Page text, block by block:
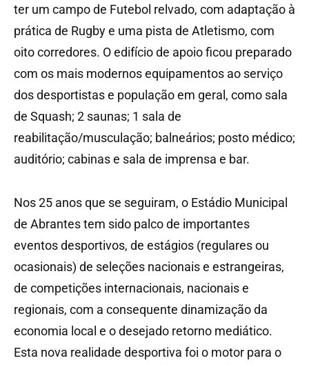
ter um campo de Futebol relvado, com adaptação à
prática de Rugby e uma pista de Atletismo, com
oito corredores. O edifício de apoio ficou preparado
com os mais modernos equipamentos ao serviço
dos desportistas e população em geral, como sala
de Squash; 2 saunas; 1 sala de
reabilitação/musculação; balneários; posto médico;
auditório; cabinas e sala de imprensa e bar.
Nos 25 anos que se seguiram, o Estádio Municipal
de Abrantes tem sido palco de importantes
eventos desportivos, de estágios (regulares ou
ocasionais) de seleções nacionais e estrangeiras,
de competições internacionais, nacionais e
regionais, com a consequente dinamização da
economia local e o desejado retorno mediático.
Esta nova realidade desportiva foi o motor para o